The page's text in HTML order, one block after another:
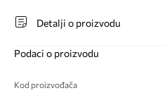
Detalji o proizvodu
Podaci o proizvodu
Kod proizvođača